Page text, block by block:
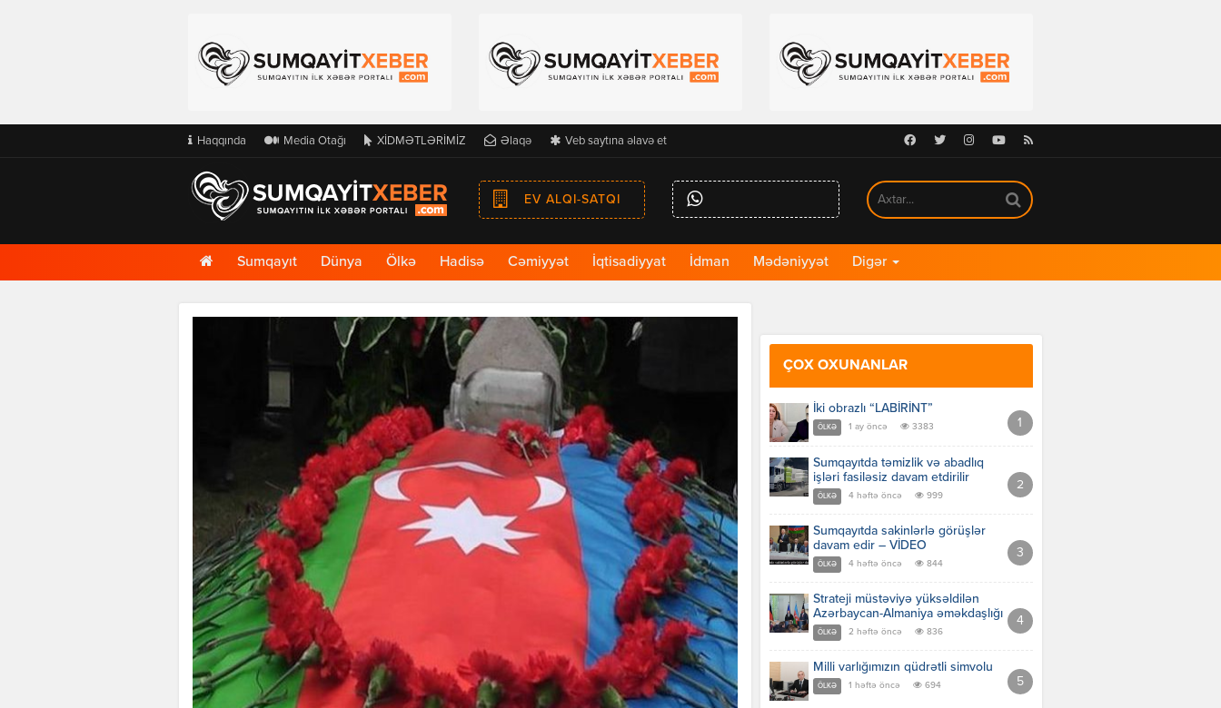
Haqqında Media Otağı XİDMƏTLƏRİMİZ Əlaqə Veb saytına əlavə et Facebook
TwitterInstagramYoutubeRSS
EV ALQI-SATQI
Ana
Səhifə
Sumqayıt Dünya Ölkə Hadisə Cəmiyyət İqtisadiyyat İdman Mədəniyyət Digər
ÇOX OXUNANLAR
İki obrazlı “LABİRİNT”
ÖLKƏ 1 ay öncə 3383
Sumqayıtda təmizlik və abadlıq
işləri fasiləsiz davam etdirilir
ÖLKƏ 4 həftə öncə 999
Sumqayıtda sakinlərlə görüşlər
davam edir – VİDEO
ÖLKƏ 4 həftə öncə 844
Strateji müstəviyə yüksəldilən
Azərbaycan-Almaniya əməkdaşlığı
ÖLKƏ 2 həftə öncə 836
Milli varlığımızın qüdrətli simvolu
ÖLKƏ 1 həftə öncə 694